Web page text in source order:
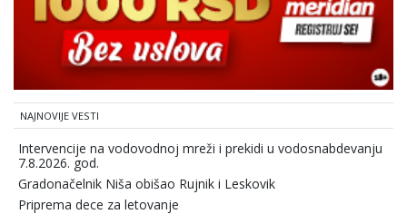
NAJNOVIJE VESTI
Intervencije na vodovodnoj mreži i prekidi u vodosnabdevanju
7.8.2026. god.
Gradonačelnik Niša obišao Rujnik i Leskovik
Priprema dece za letovanje